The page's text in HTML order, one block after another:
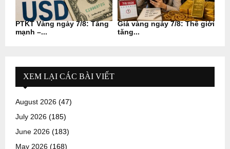
PTKT Vàng ngày 7/8: Tăng
mạnh –...
Giá vàng ngày 7/8: Thế giới
tăng...
XEM LẠI CÁC BÀI VIẾT
August 2026 (47)
July 2026 (185)
June 2026 (183)
May 2026 (168)